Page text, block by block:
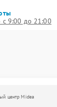
с 9:00 до 21:00
центр Midea